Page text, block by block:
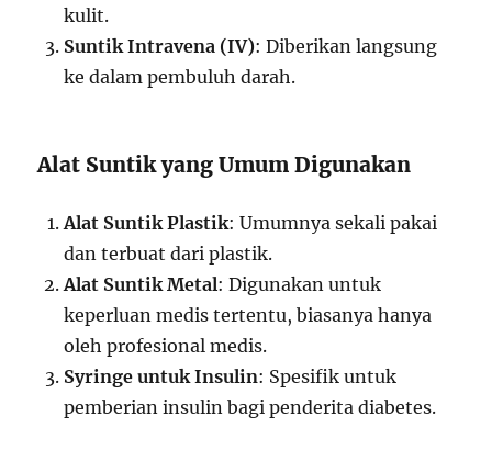
kulit.
Suntik Intravena (IV): Diberikan langsung
ke dalam pembuluh darah.
Alat Suntik yang Umum Digunakan
Alat Suntik Plastik: Umumnya sekali pakai
dan terbuat dari plastik.
Alat Suntik Metal: Digunakan untuk
keperluan medis tertentu, biasanya hanya
oleh profesional medis.
Syringe untuk Insulin: Spesifik untuk
pemberian insulin bagi penderita diabetes.